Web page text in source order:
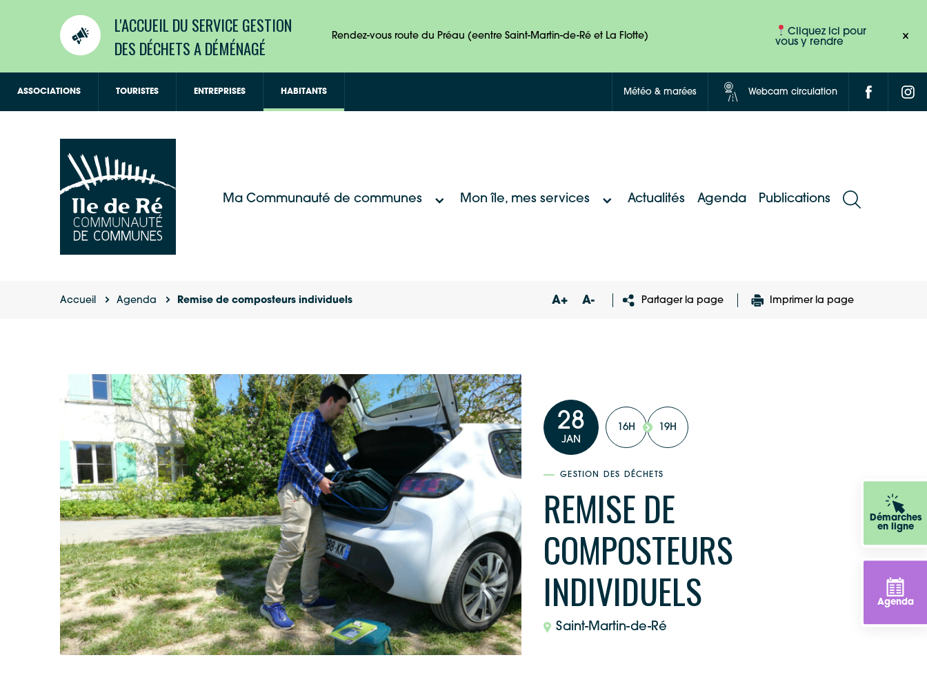
L'ACCUEIL DU SERVICE GESTION
DES DÉCHETS A DÉMÉNAGÉ
Rendez-vous route du Préau (eentre Saint-Martin-de-Ré et La Flotte)
Cliquez ici pour
vous y rendre
Démarches
en ligne
Agenda
ASSOCIATIONS TOURISTES ENTREPRISES HABITANTS Météo & marées Webcam circulation
Ma Communauté de communes Mon île, mes services Actualités Agenda Publications
Accueil Agenda Remise de composteurs individuels A+ A- Partager la page Imprimer la page
28
JAN
16H 19H
GESTION DES DÉCHETS
REMISE DE
COMPOSTEURS
INDIVIDUELS
Saint-Martin-de-Ré